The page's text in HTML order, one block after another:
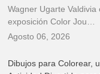
Wagner Ugarte Valdivia
exposición Color Jou…
Agosto 06, 2026
Dibujos para Colorear,